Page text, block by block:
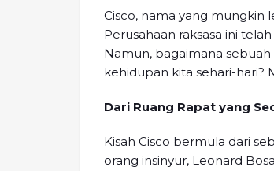
Cisco, nama yang mungkin
Perusahaan raksasa ini
Namun, bagaimana
kehidupan kita sehari-hari?
Dari Ruang Rapat yang
Kisah Cisco bermula dari
orang insinyur, Leonard